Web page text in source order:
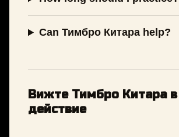
Can Тимбро Китара help?
Вижте Тимбро Китара в
действие